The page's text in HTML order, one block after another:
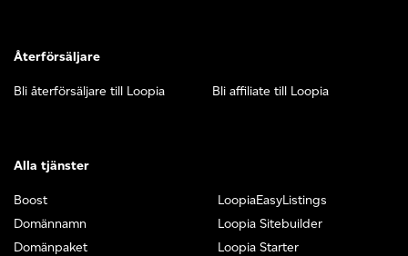
Återförsäljare
Bli återförsäljare till Loopia Bli affiliate till Loopia
Alla tjänster
Boost
Domännamn
Domänpaket
LoopiaEasyListings
Loopia Sitebuilder
Loopia Starter